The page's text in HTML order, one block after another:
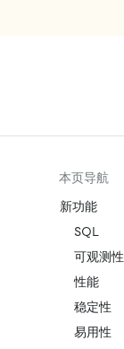
本页导航
新功能
SQL
可观测性
性能
稳定性
易用性